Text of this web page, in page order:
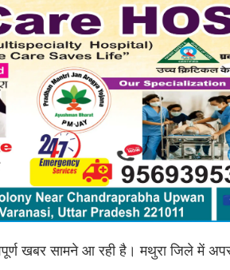
खबर सामने आ रही है। मथुरा जिले में